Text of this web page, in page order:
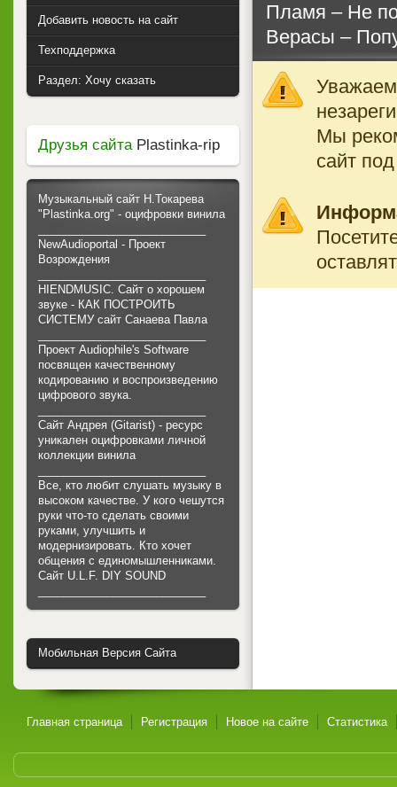
Пламя ‎– Не
Верасы ‎–
Мы
сайт
Добавить новость на сайт
Техподдержка
Раздел: Хочу сказать
Друзья сайтаPlastinka-rip
Музыкальный сайт Н.Токарева
"Plastinka.org" - оцифровки винила
NewAudioportal - Проект
Возрождения
HIENDMUSIC. Сайт о хорошем
звуке - КАК ПОСТРОИТЬ
СИСТЕМУ сайт Санаева Павла
Проект Audiophile's Software
посвящен качественному
кодированию и воспроизведению
цифрового звука.
Сайт Андрея (Gitarist) - ресурс
уникален оцифровками личной
коллекции винила
Все, кто любит слушать музыку в
высоком качестве. У кого чешутся
руки что-то сделать своими
руками, улучшить и
модернизировать. Кто хочет
общения с единомышленниками.
Cайт U.L.F. DIY SOUND
Мобильная Версия Сайта
Главная страница Регистрация Новое на сайте Статистика